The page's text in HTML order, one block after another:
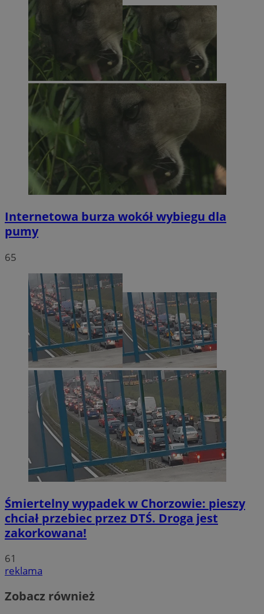
Internetowa burza wokół wybiegu dla
pumy
65
Śmiertelny wypadek w Chorzowie: pieszy
chciał przebiec przez DTŚ. Droga jest
zakorkowana!
61
reklama
Zobacz również